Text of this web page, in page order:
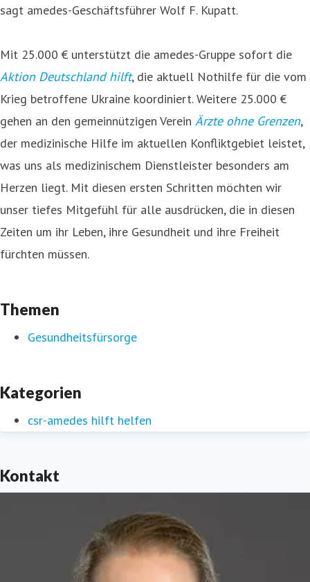
sagt amedes-Geschäftsführer Wolf F. Kupatt.
Mit 25.000 € unterstützt die amedes-Gruppe sofort die
Aktion Deutschland hilft, die aktuell Nothilfe für die vom
Krieg betroffene Ukraine koordiniert. Weitere 25.000 €
gehen an den gemeinnützigen Verein Ärzte ohne Grenzen,
der medizinische Hilfe im aktuellen Konfliktgebiet leistet,
was uns als medizinischem Dienstleister besonders am
Herzen liegt. Mit diesen ersten Schritten möchten wir
unser tiefes Mitgefühl für alle ausdrücken, die in diesen
Zeiten um ihr Leben, ihre Gesundheit und ihre Freiheit
fürchten müssen.
Themen
Gesundheitsfürsorge
Kategorien
csr-amedes hilft helfen
Kontakt